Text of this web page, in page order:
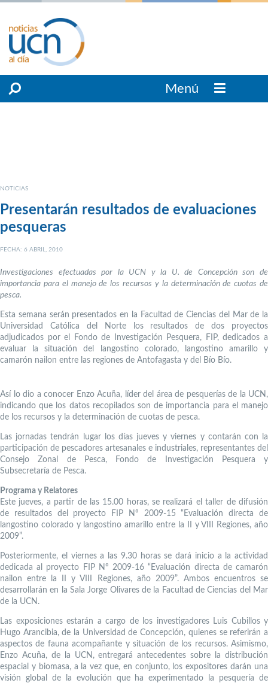
Menú
NOTICIAS
Presentarán resultados de evaluaciones
pesqueras
FECHA: 6 ABRIL, 2010
Investigaciones efectuadas por la UCN y la U. de Concepción son de
importancia para el manejo de los recursos y la determinación de cuotas de
pesca.
Esta semana serán presentados en la Facultad de Ciencias del Mar de la
Universidad Católica del Norte los resultados de dos proyectos
adjudicados por el Fondo de Investigación Pesquera, FIP, dedicados a
evaluar la situación del langostino colorado, langostino amarillo y
camarón nailon entre las regiones de Antofagasta y del Bío Bío.
Así lo dio a conocer Enzo Acuña, líder del área de pesquerías de la UCN,
indicando que los datos recopilados son de importancia para el manejo
de los recursos y la determinación de cuotas de pesca.
Las jornadas tendrán lugar los días jueves y viernes y contarán con la
participación de pescadores artesanales e industriales, representantes del
Consejo Zonal de Pesca, Fondo de Investigación Pesquera y
Subsecretaría de Pesca.
Programa y Relatores
Este jueves, a partir de las 15.00 horas, se realizará el taller de difusión
de resultados del proyecto FIP Nº 2009-15 “Evaluación directa de
langostino colorado y langostino amarillo entre la II y VIII Regiones, año
2009”.
Posteriormente, el viernes a las 9.30 horas se dará inicio a la actividad
dedicada al proyecto FIP Nº 2009-16 “Evaluación directa de camarón
nailon entre la II y VIII Regiones, año 2009”. Ambos encuentros se
desarrollarán en la Sala Jorge Olivares de la Facultad de Ciencias del Mar
de la UCN.
Las exposiciones estarán a cargo de los investigadores Luis Cubillos y
Hugo Arancibia, de la Universidad de Concepción, quienes se referirán a
aspectos de fauna acompañante y situación de los recursos. Asimismo,
Enzo Acuña, de la UCN, entregará antecedentes sobre la distribución
espacial y biomasa, a la vez que, en conjunto, los expositores darán una
visión global de la evolución que ha experimentado la pesquería de